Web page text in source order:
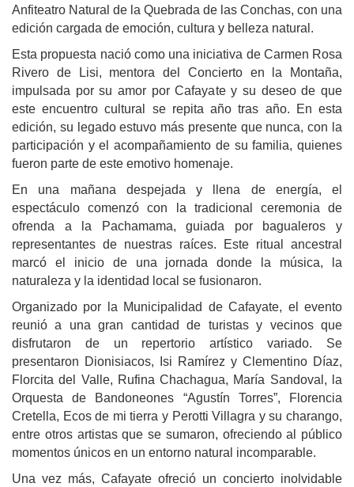
Anfiteatro Natural de la Quebrada de las Conchas, con una
edición cargada de emoción, cultura y belleza natural.
Esta propuesta nació como una iniciativa de Carmen Rosa
Rivero de Lisi, mentora del Concierto en la Montaña,
impulsada por su amor por Cafayate y su deseo de que
este encuentro cultural se repita año tras año. En esta
edición, su legado estuvo más presente que nunca, con la
participación y el acompañamiento de su familia, quienes
fueron parte de este emotivo homenaje.
En una mañana despejada y llena de energía, el
espectáculo comenzó con la tradicional ceremonia de
ofrenda a la Pachamama, guiada por bagualeros y
representantes de nuestras raíces. Este ritual ancestral
marcó el inicio de una jornada donde la música, la
naturaleza y la identidad local se fusionaron.
Organizado por la Municipalidad de Cafayate, el evento
reunió a una gran cantidad de turistas y vecinos que
disfrutaron de un repertorio artístico variado. Se
presentaron Dionisiacos, Isi Ramírez y Clementino Díaz,
Florcita del Valle, Rufina Chachagua, María Sandoval, la
Orquesta de Bandoneones “Agustín Torres”, Florencia
Cretella, Ecos de mi tierra y Perotti Villagra y su charango,
entre otros artistas que se sumaron, ofreciendo al público
momentos únicos en un entorno natural incomparable.
Una vez más, Cafayate ofreció un concierto inolvidable